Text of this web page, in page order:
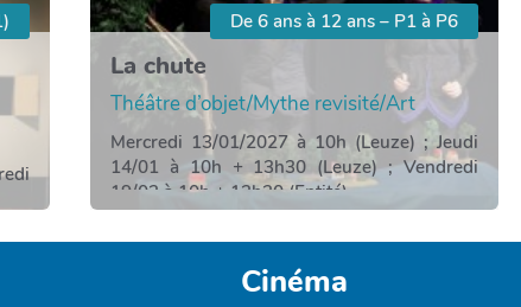
La chute
Théâtre d’objet/Mythe revisité/Art
Mercredi 13/01/2027 à 10h (Leuze) ; Jeudi
14/01 à 10h + 13h30 (Leuze) ; Vendredi
19/02 à 10h + 13h30 (Entité)
De 6 ans à 12 ans – P1 à P6
Cinéma